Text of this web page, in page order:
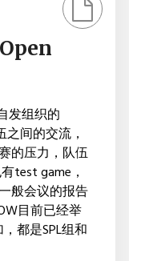
发组织的
间的交流，
的压力，队伍
test game，
般会议的报告
目前已经举
都是SPL组和